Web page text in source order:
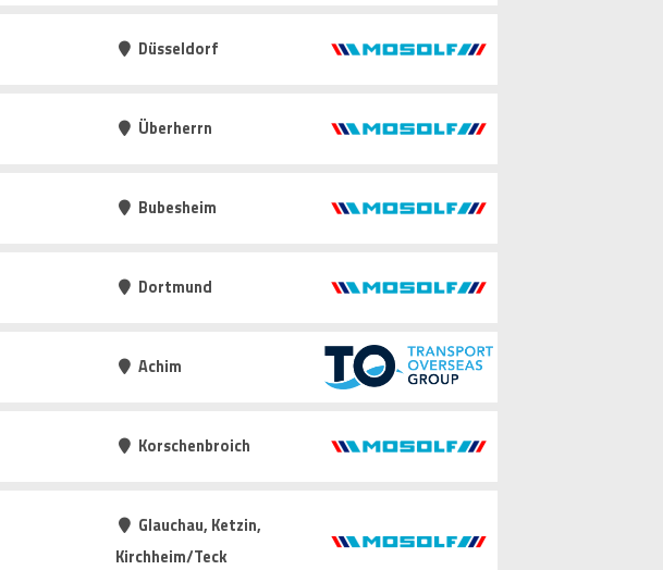
Düsseldorf
Überherrn
Bubesheim
Dortmund
Achim
Korschenbroich
Glauchau, Ketzin,
Kirchheim/Teck